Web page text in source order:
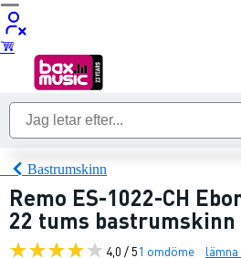
Bastrumskinn
Remo ES-1022-CH
22 tums bastrumskinn
4,0 / 51 omdöme